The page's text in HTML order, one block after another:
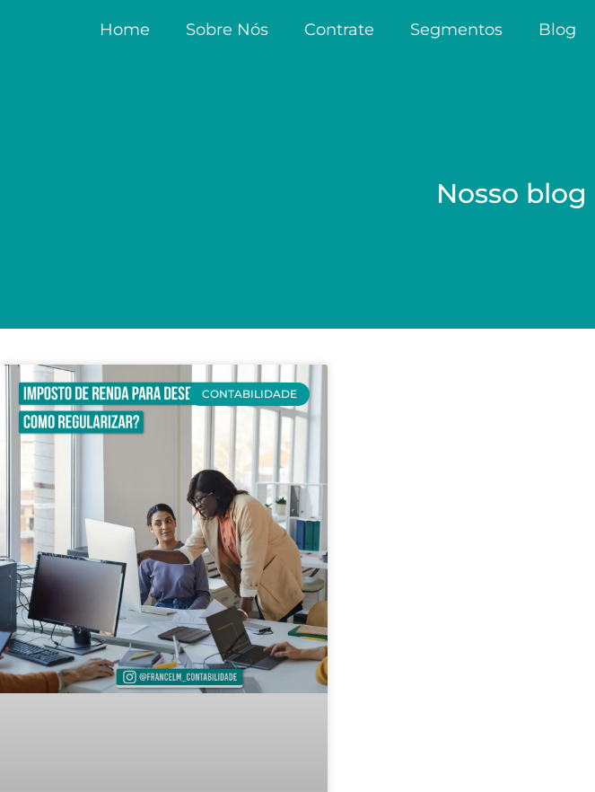
Home Sobre Nós Contrate Segmentos Blog
Nosso blog
CONTABILIDADE